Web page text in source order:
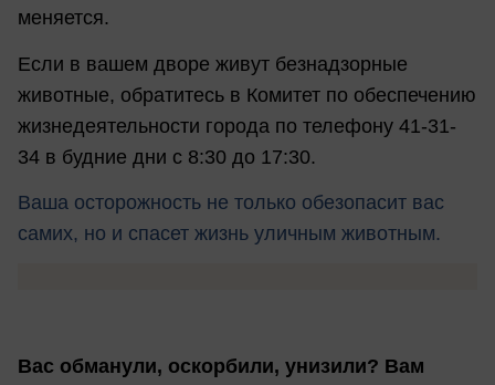
меняется.
Если в вашем дворе живут безнадзорные
животные, обратитесь в Комитет по обеспечению
жизнедеятельности города по телефону 41-31-
34 в будние дни с 8:30 до 17:30.
Ваша осторожность не только обезопасит вас
самих, но и спасет жизнь уличным животным.
Вас обманули, оскорбили, унизили? Вам